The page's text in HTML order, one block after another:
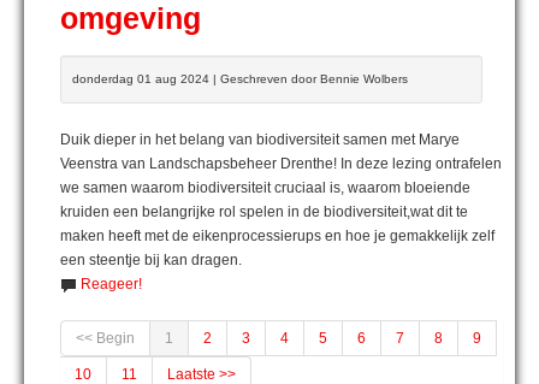
omgeving
donderdag 01 aug 2024 | Geschreven door Bennie Wolbers
Duik dieper in het belang van biodiversiteit samen met Marye
Veenstra van Landschapsbeheer Drenthe! In deze lezing ontrafelen
we samen waarom biodiversiteit cruciaal is, waarom bloeiende
kruiden een belangrijke rol spelen in de biodiversiteit,wat dit te
maken heeft met de eikenprocessierups en hoe je gemakkelijk zelf
een steentje bij kan dragen.
Reageer!
<< Begin 1 2 3 4 5 6 7 8 9
10 11 Laatste >>